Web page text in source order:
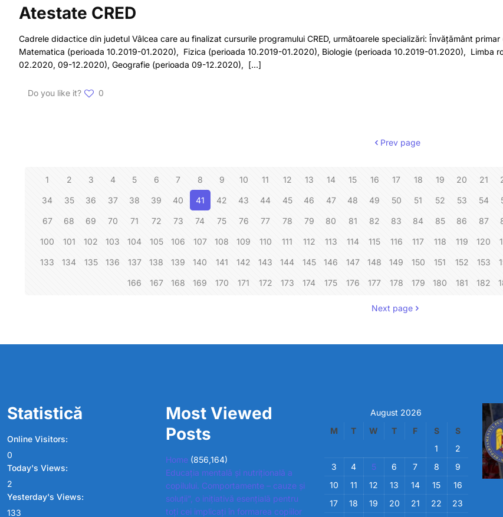
Atestate CRED
Cadrele didactice din judetul Vâlcea care au finalizat cursurile programului CRED, următoarele specializări: Învățământ
Matematica (perioada 10.2019-01.2020), Fizica (perioada 10.2019-01.2020), Biologie (perioada 10.2019-01.2020), Limba
02.2020, 09-12.2020), Geografie (perioada 09-12.2020), […]
Do you like it? 0
Prev page
1 2 3 4 5 6 7 8 9 10 11 12 13 14 15 16 17 18 19 20 21
34 35 36 37 38 39 40 41 42 43 44 45 46 47 48 49 50 51 52 53 54
67 68 69 70 71 72 73 74 75 76 77 78 79 80 81 82 83 84 85 86 87
100 101 102 103 104 105 106 107 108 109 110 111 112 113 114 115 116 117 118 119 120
133 134 135 136 137 138 139 140 141 142 143 144 145 146 147 148 149 150 151 152 153
166 167 168 169 170 171 172 173 174 175 176 177 178 179 180 181 182
Next page
Statistică
Online Visitors:
0
Today's Views:
2
Yesterday's Views:
133
Most Viewed
Posts
Home (856,164)
Educația mentală și nutrițională a
copilului. Comportamente – cauze și
soluții”, o inițiativă esențială pentru
toți cei implicați în formarea copiilor
August 2026
M
T W T F S
S
1
2
3
4 5 6 7 8
9
10
11 12 13 14 15
16
17
18 19 20 21 22
23